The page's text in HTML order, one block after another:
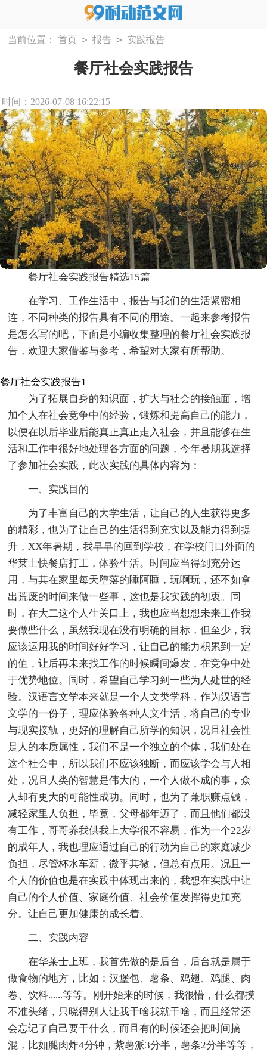
当前位置： 首页 > 报告 > 实践报告
餐厅社会实践报告
时间：2026-07-08 16:22:15
餐厅社会实践报告精选15篇
在学习、工作生活中，报告与我们的生活紧密相
连，不同种类的报告具有不同的用途。一起来参考报告
是怎么写的吧，下面是小编收集整理的餐厅社会实践报
告，欢迎大家借鉴与参考，希望对大家有所帮助。
餐厅社会实践报告1
为了拓展自身的知识面，扩大与社会的接触面，增
加个人在社会竞争中的经验，锻炼和提高自己的能力，
以便在以后毕业后能真正真正走入社会，并且能够在生
活和工作中很好地处理各方面的问题，今年暑期我选择
了参加社会实践，此次实践的具体内容为：
一、实践目的
为了丰富自己的大学生活，让自己的人生获得更多
的精彩，也为了让自己的生活得到充实以及能力得到提
升，XX年暑期，我早早的回到学校，在学校门口外面的
华莱士快餐店打工，体验生活。时间应当得到充分运
用，与其在家里每天堕落的睡阿睡，玩啊玩，还不如拿
出荒废的时间来做一些事，这也是我实践的初衷。同
时，在大二这个人生关口上，我也应当想想未来工作我
要做些什么，虽然我现在没有明确的目标，但至少，我
应该运用我的时间好好学习，让自己的能力积累到一定
的值，让后再未来找工作的时候瞬间爆发，在竞争中处
于优势地位。同时，希望自己学习到一些为人处世的经
验。汉语言文学本来就是一个人文类学科，作为汉语言
文学的一份子，理应体验各种人文生活，将自己的专业
与现实接轨，更好的理解自己所学的知识，况且社会性
是人的本质属性，我们不是一个独立的个体，我们处在
这个社会中，所以我们不应该独断，而应该学会与人相
处，况且人类的智慧是伟大的，一个人做不成的事，众
人却有更大的可能性成功。同时，也为了兼职赚点钱，
减轻家里人负担，毕竟，父母都年迈了，而且他们都没
有工作，哥哥养我供我上大学很不容易，作为一个22岁
的成年人，我也理应通过自己的行动为自己的家庭减少
负担，尽管杯水车薪，微乎其微，但总有点用。况且一
个人的价值也是在实践中体现出来的，我想在实践中让
自己的个人价值、家庭价值、社会价值发挥得更加充
分。让自己更加健康的成长着。
二、实践内容
在华莱士上班，我首先做的是后台，后台就是属于
做食物的地方，比如：汉堡包、薯条、鸡翅、鸡腿、肉
卷、饮料......等等。刚开始来的时候，我很懵，什么都摸
不准头绪，只晓得别人让我干啥我就干啥，而且经常还
会忘记了自己要干什么，而且有的时候还会把时间搞
混，比如腿肉炸4分钟，紫薯派3分半，薯条2分半等等，